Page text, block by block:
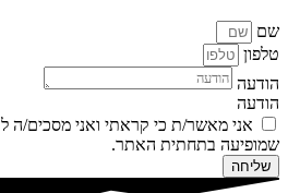
שם
טלפון
הודעה
הודעה
אני מאשר/ת כי קראתי ואני מסכים/ה ל
שמופיעה בתחתית האתר.
שליחה